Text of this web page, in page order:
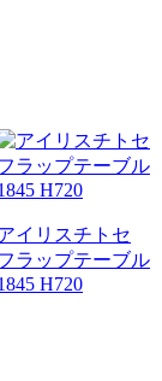
イリスチトセ
ラップテーブル
H720